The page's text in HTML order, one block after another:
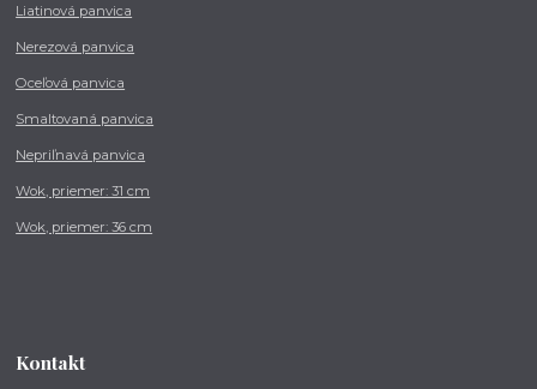
Liatinová panvica
Nerezová panvica
Oceľová panvica
Smaltovaná panvica
Nepriľnavá panvica
Wok, priemer: 31 cm
Wok, priemer: 36 cm
Kontakt